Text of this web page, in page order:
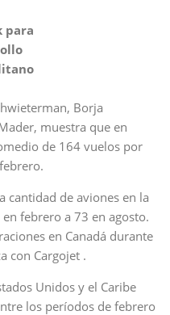
para
Borja
muestra que en
de 164 vuelos por
cantidad de aviones en la
febrero a 73 en agosto.
en Canadá durante
con Cargojet .
Unidos y el Caribe
los períodos de febrero